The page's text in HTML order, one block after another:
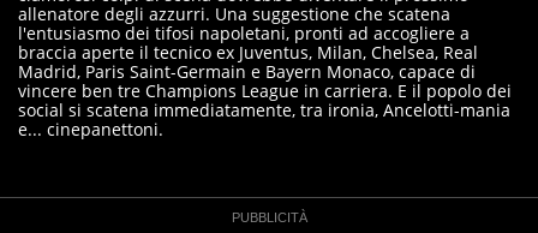
allenatore degli azzurri. Una suggestione che scatena
l'entusiasmo dei tifosi napoletani, pronti ad accogliere a
braccia aperte il tecnico ex Juventus, Milan, Chelsea, Real
Madrid, Paris Saint-Germain e Bayern Monaco, capace di
vincere ben tre Champions League in carriera. E il popolo dei
social si scatena immediatamente, tra ironia, Ancelotti-mania
e... cinepanettoni.